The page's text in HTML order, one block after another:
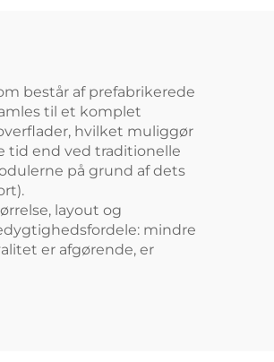
består af prefabrikerede
til et komplet
hvilket muliggør
tid end ved traditionelle
på grund af dets
layout og
mindre
er afgørende, er